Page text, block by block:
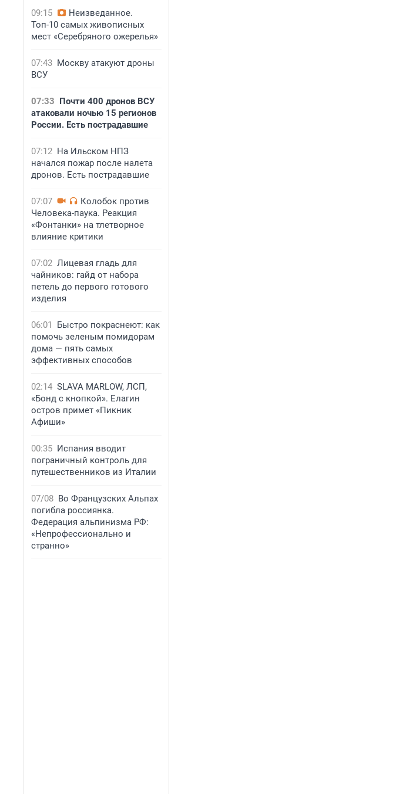
09:15
Неизведанное.
Топ-10 самых живописных
мест «Серебряного ожерелья»
07:43 Москву атакуют дроны
ВСУ
07:33 Почти 400 дронов ВСУ
атаковали ночью 15 регионов
России. Есть пострадавшие
07:12 На Ильском НПЗ
начался пожар после налета
дронов. Есть пострадавшие
07:07
Колобок против
Человека-паука. Реакция
«Фонтанки» на тлетворное
влияние критики
07:02 Лицевая гладь для
чайников: гайд от набора
петель до первого готового
изделия
06:01
Быстро покраснеют: как
помочь зеленым помидорам
дома — пять самых
эффективных способов
02:14 SLAVA MARLOW, ЛСП,
«Бонд с кнопкой». Елагин
остров примет «Пикник
Афиши»
00:35 Испания вводит
пограничный контроль для
путешественников из Италии
07/08 Во Французских Альпах
погибла россиянка.
Федерация альпинизма РФ:
«Непрофессионально и
странно»